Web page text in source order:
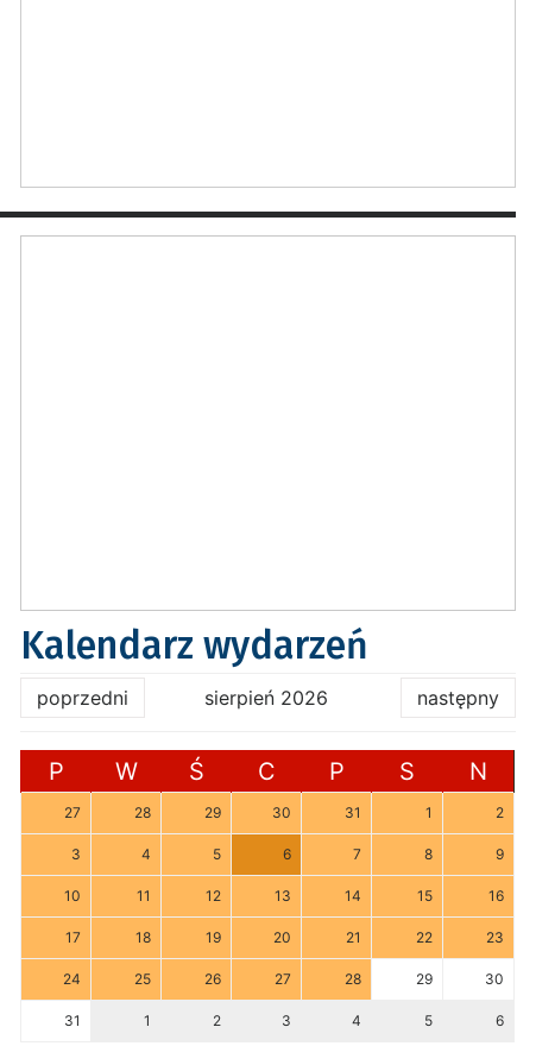
Kalendarz wydarzeń
poprzedni sierpień 2026 następny
P W Ś C P S N
27 28 29 30 31 1 2
3 4 5 6 7 8 9
10 11 12 13 14 15 16
17 18 19 20 21 22 23
24 25 26 27 28 29 30
31 1 2 3 4 5 6